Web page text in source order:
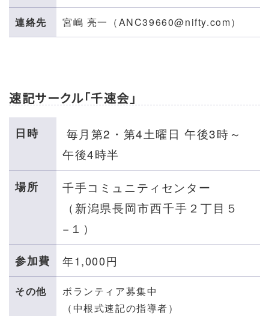
連絡先 宮嶋 亮一（ANC39660@nifty.com）
速記サークル「千速会」
日時
毎月第2・第4土曜日 午後3時～
午後4時半
場所
千手コミュニティセンター
（ 新潟県長岡市西千手２丁目５
−１ ）
参加費 年1,000円
その他
ボランティア募集中
（中根式速記の指導者）